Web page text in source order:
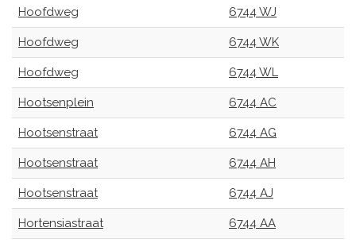
Hoofdweg 6744 WJ
Hoofdweg 6744 WK
Hoofdweg 6744 WL
Hootsenplein 6744 AC
Hootsenstraat 6744 AG
Hootsenstraat 6744 AH
Hootsenstraat 6744 AJ
Hortensiastraat 6744 AA